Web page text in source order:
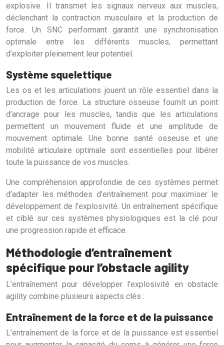
explosive. Il transmet les signaux nerveux aux muscles,
déclenchant la contraction musculaire et la production de
force. Un SNC performant garantit une synchronisation
optimale entre les différents muscles, permettant
d’exploiter pleinement leur potentiel.
Système squelettique
Les os et les articulations jouent un rôle essentiel dans la
production de force. La structure osseuse fournit un point
d’ancrage pour les muscles, tandis que les articulations
permettent un mouvement fluide et une amplitude de
mouvement optimale. Une bonne santé osseuse et une
mobilité articulaire optimale sont essentielles pour libérer
toute la puissance de vos muscles.
Une compréhension approfondie de ces systèmes permet
d’adapter les méthodes d’entraînement pour maximiser le
développement de l’explosivité. Un entraînement spécifique
et ciblé sur ces systèmes physiologiques est la clé pour
une progression rapide et efficace.
Méthodologie d’entraînement
spécifique pour l’obstacle agility
L’entraînement pour développer l’explosivité en obstacle
agility combine plusieurs aspects clés :
Entraînement de la force et de la puissance
L’entraînement de la force et de la puissance est essentiel